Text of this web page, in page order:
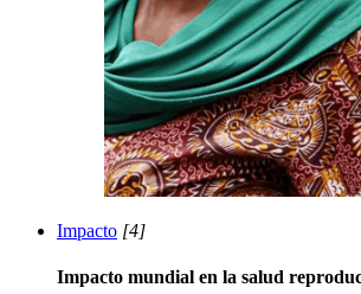
Impacto [4]
Impacto mundial en la salud